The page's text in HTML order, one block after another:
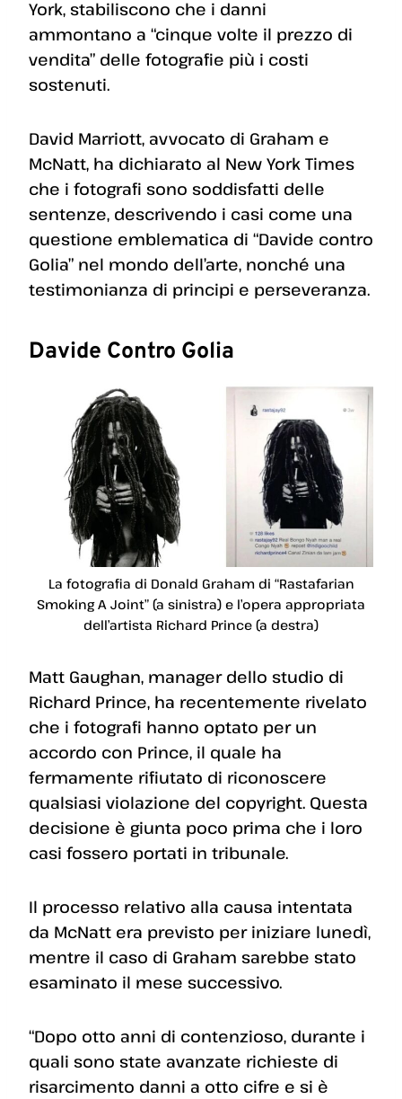
York, stabiliscono che i danni
ammontano a “cinque volte il prezzo di
vendita” delle fotografie più i costi
sostenuti.
David Marriott, avvocato di Graham e
McNatt, ha dichiarato al New York Times
che i fotografi sono soddisfatti delle
sentenze, descrivendo i casi come una
questione emblematica di “Davide contro
Golia” nel mondo dell’arte, nonché una
testimonianza di principi e perseveranza.
Davide Contro Golia
La fotografia di Donald Graham di “Rastafarian
Smoking A Joint” (a sinistra) e l’opera appropriata
dell’artista Richard Prince (a destra)
Matt Gaughan, manager dello studio di
Richard Prince, ha recentemente rivelato
che i fotografi hanno optato per un
accordo con Prince, il quale ha
fermamente rifiutato di riconoscere
qualsiasi violazione del copyright. Questa
decisione è giunta poco prima che i loro
casi fossero portati in tribunale.
Il processo relativo alla causa intentata
da McNatt era previsto per iniziare lunedì,
mentre il caso di Graham sarebbe stato
esaminato il mese successivo.
“Dopo otto anni di contenzioso, durante i
quali sono state avanzate richieste di
risarcimento danni a otto cifre e si è